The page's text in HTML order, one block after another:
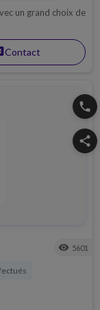
un grand choix de
Contact
phone
share
visibility 5601